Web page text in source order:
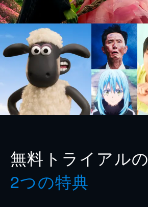
無料トライアルの
2つの特典